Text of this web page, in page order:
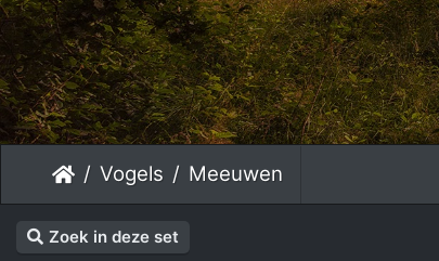
Vogels Meeuwen
Zoek in deze set